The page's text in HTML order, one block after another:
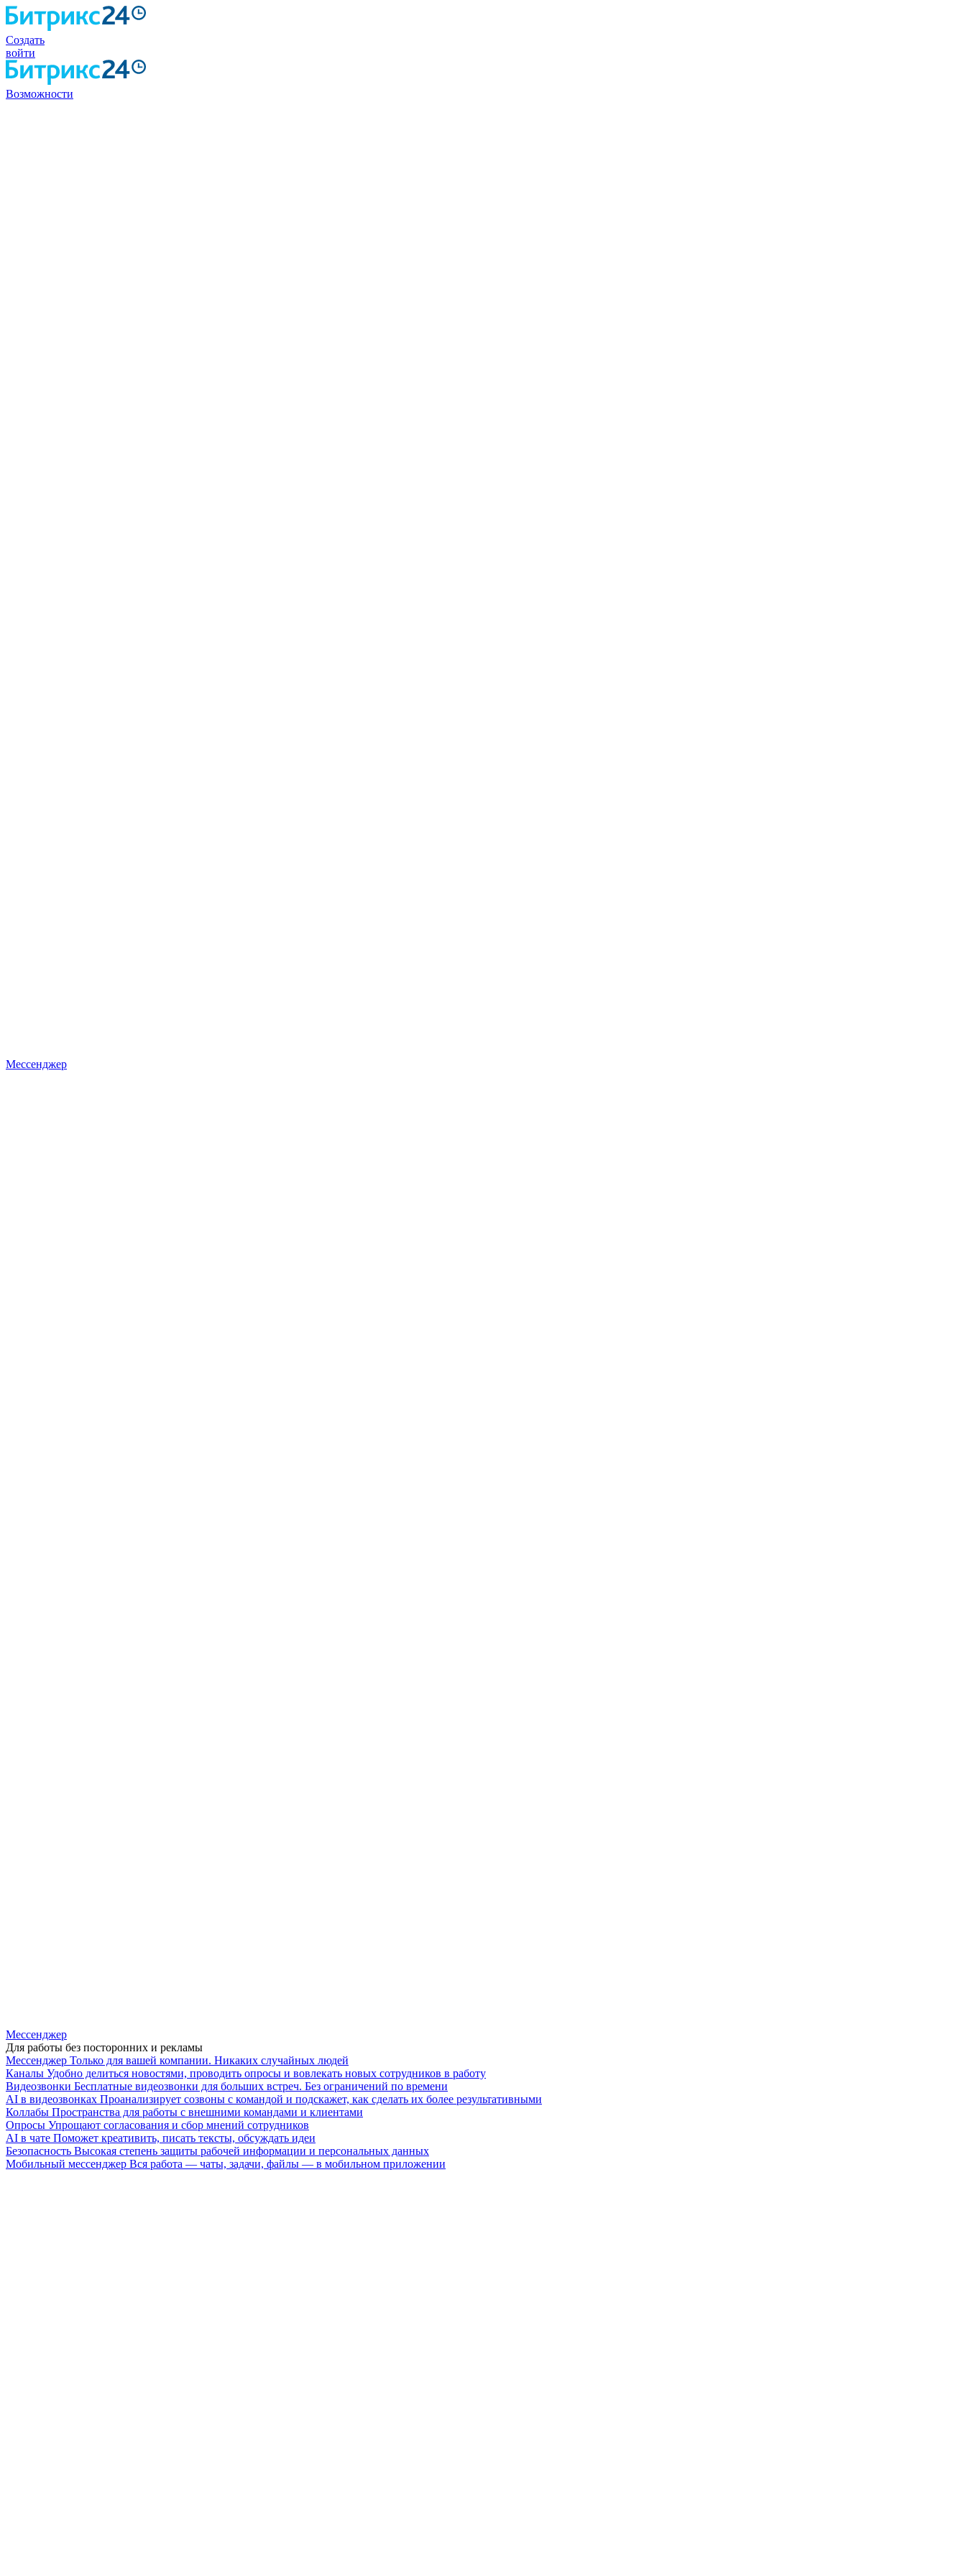
Создать
войти
Возможности
Мессенджер
Мессенджер
Для работы без посторонних и рекламы
Мессенджер Только для вашей компании. Никаких случайных людей
Каналы Удобно делиться новостями, проводить опросы и вовлекать новых сотрудников в работу
Видеозвонки Бесплатные видеозвонки для больших встреч. Без ограничений по времени
AI в видеозвонках Проанализирует созвоны с командой и подскажет, как сделать их более результативными
Коллабы Пространства для работы с внешними командами и клиентами
Опросы Упрощают согласования и сбор мнений сотрудников
AI в чате Поможет креативить, писать тексты, обсуждать идеи
Безопасность Высокая степень защиты рабочей информации и персональных данных
Мобильный мессенджер Вся работа — чаты, задачи, файлы — в мобильном приложении